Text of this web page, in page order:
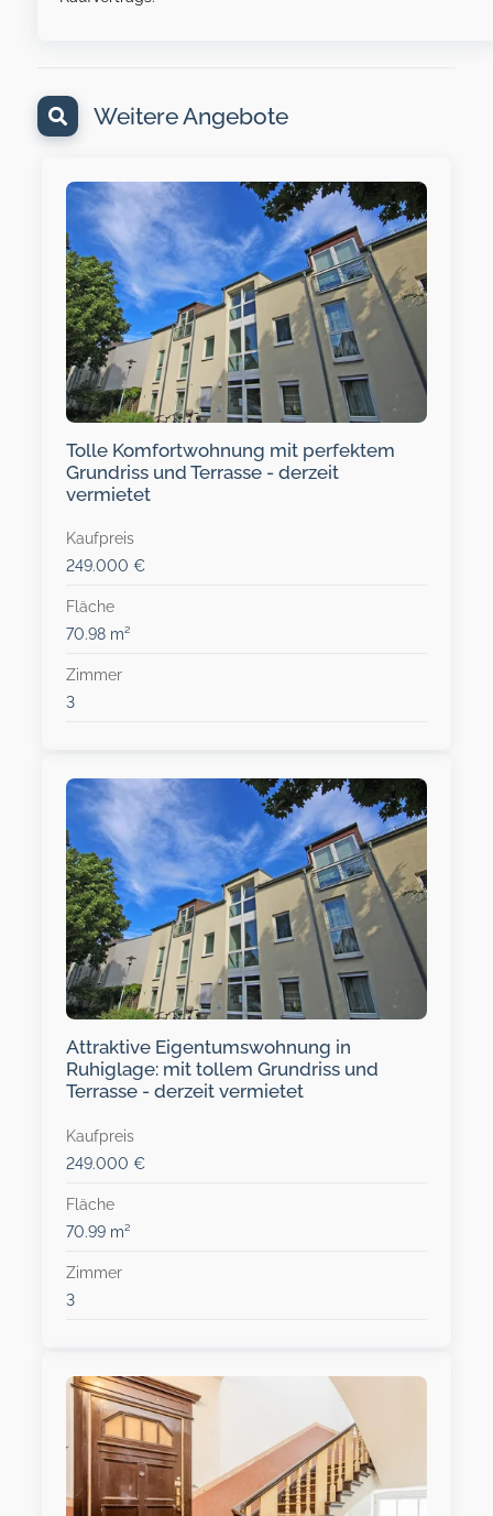
Weitere Angebote
Tolle Komfortwohnung mit perfektem
Grundriss und Terrasse - derzeit
vermietet
Kaufpreis
249.000 €
Fläche
70.98 m²
Zimmer
3
Attraktive Eigentumswohnung in
Ruhiglage: mit tollem Grundriss und
Terrasse - derzeit vermietet
Kaufpreis
249.000 €
Fläche
70.99 m²
Zimmer
3